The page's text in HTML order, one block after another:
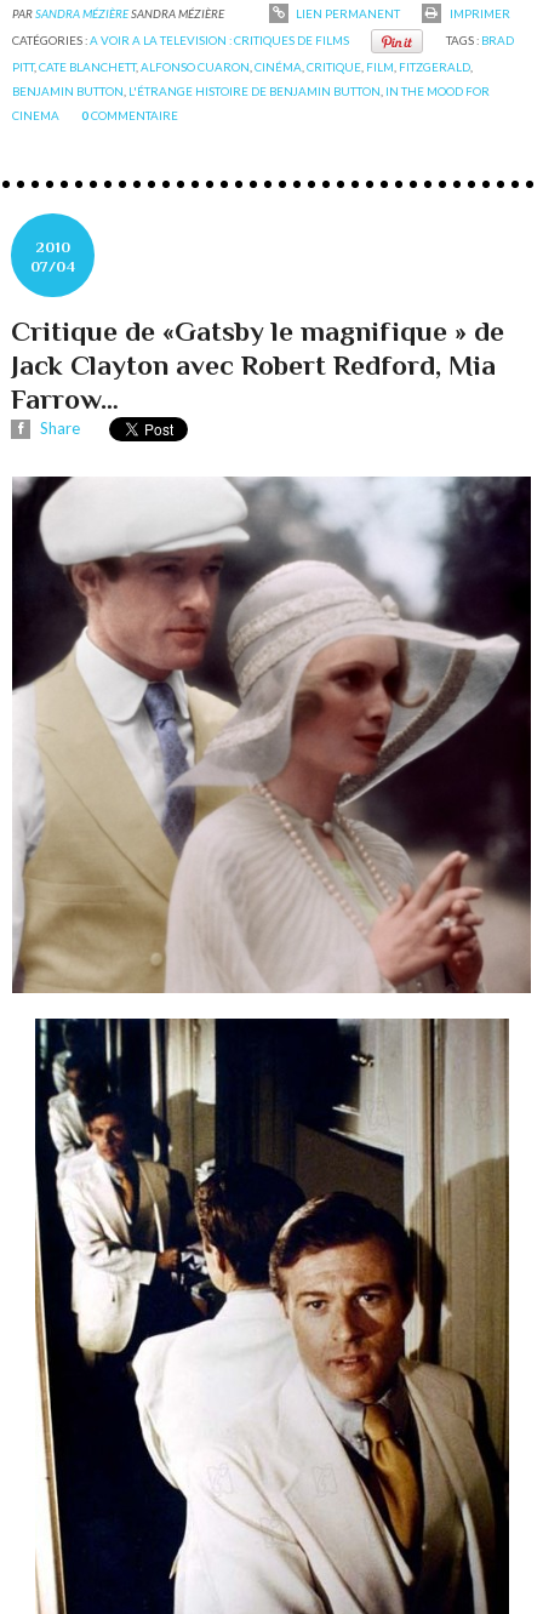
PARSANDRA MÉZIÈRESANDRA MÉZIÈRE LIEN PERMANENT
IMPRIMER
CATÉGORIES :A VOIR A LA TELEVISION : CRITIQUES DE FILMS TAGS : BRAD
PITT,CATE BLANCHETT,ALFONSO CUARON ,CINÉMA ,CRITIQUE FILM FITZGERALD
BENJAMIN BUTTON L'ÉTRANGE HISTOIRE DE BENJAMIN BUTTON IN THE MOOD FOR
CINEMA
0COMMENTAIRE
2010
07/04
Critique de «Gatsby le magnifique » de
Jack Clayton avec Robert Redford, Mia
Farrow…
Share